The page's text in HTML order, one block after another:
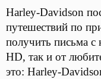
Harley-Davidson
путешествий по
получить письма с
HD, так и от
это: Harley-